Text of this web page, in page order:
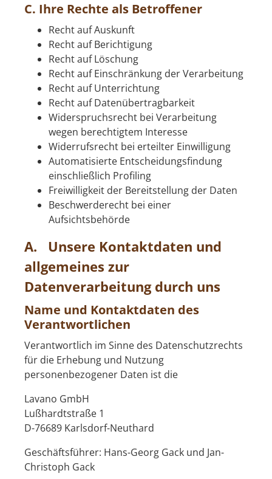
C. Ihre Rechte als Betroffener
Recht auf Auskunft
Recht auf Berichtigung
Recht auf Löschung
Recht auf Einschränkung der Verarbeitung
Recht auf Unterrichtung
Recht auf Datenübertragbarkeit
Widerspruchsrecht bei Verarbeitung
wegen berechtigtem Interesse
Widerrufsrecht bei erteilter Einwilligung
Automatisierte Entscheidungsfindung
einschließlich Profiling
Freiwilligkeit der Bereitstellung der Daten
Beschwerderecht bei einer
Aufsichtsbehörde
A. Unsere Kontaktdaten und
allgemeines zur
Datenverarbeitung durch uns
Name und Kontaktdaten des
Verantwortlichen
Verantwortlich im Sinne des Datenschutzrechts
für die Erhebung und Nutzung
personenbezogener Daten ist die
Lavano GmbH
Lußhardtstraße 1
D-76689 Karlsdorf-Neuthard
Geschäftsführer: Hans-Georg Gack und Jan-
Christoph Gack